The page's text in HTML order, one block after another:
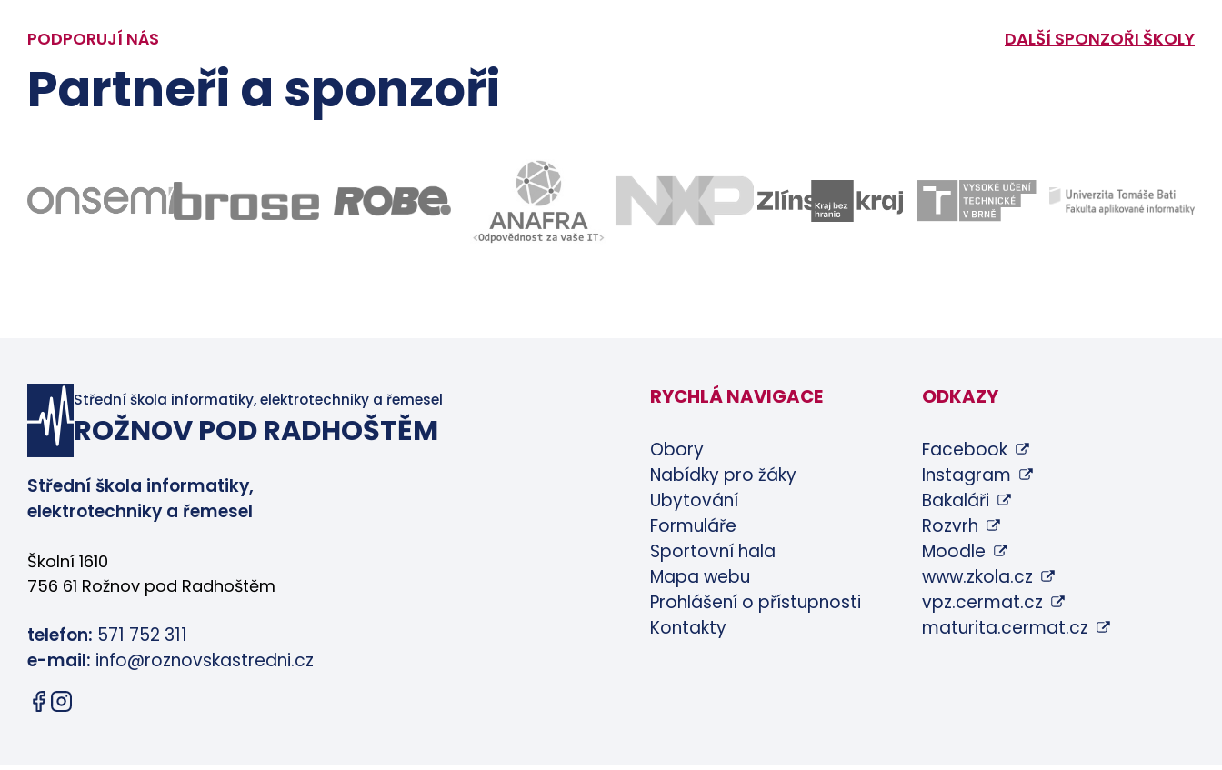
PODPORUJÍ NÁS
Partneři a sponzoři
DALŠÍ SPONZOŘI ŠKOLY
Střední škola informatiky, elektrotechniky a řemesel
ROŽNOV POD RADHOŠTĚM
Střední škola informatiky,
elektrotechniky a řemesel
Školní 1610
756 61 Rožnov pod Radhoštěm
telefon: 571 752 311
e-mail: info@roznovskastredni.cz
RYCHLÁ NAVIGACE
Obory
Nabídky pro žáky
Ubytování
Formuláře
Sportovní hala
Mapa webu
Prohlášení o přístupnosti
Kontakty
ODKAZY
Facebook
Instagram
Bakaláři
Rozvrh
Moodle
www.zkola.cz
vpz.cermat.cz
maturita.cermat.cz